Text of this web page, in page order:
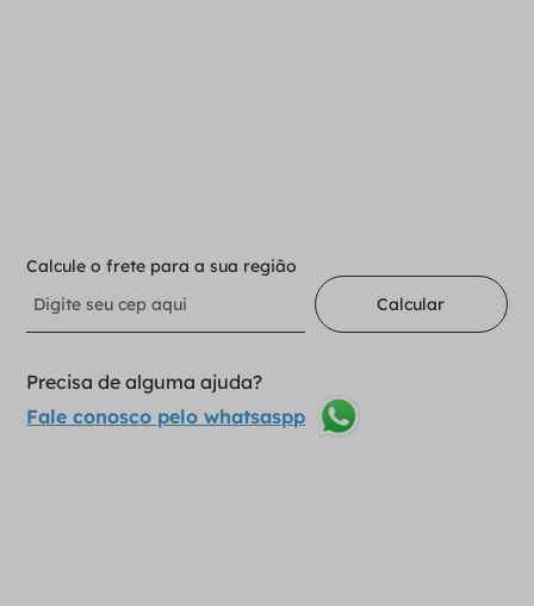
Calcule o frete para a sua região
Calcular
Precisa de alguma ajuda?
Fale conosco pelo whatsaspp